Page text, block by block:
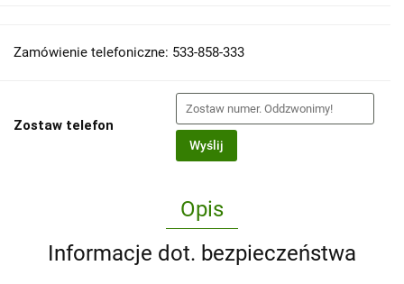
Zamówienie telefoniczne: 533-858-333
Zostaw telefon
Wyślij
Opis
Informacje dot. bezpieczeństwa